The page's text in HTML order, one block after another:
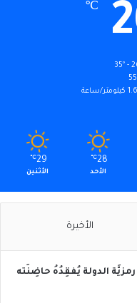
℃
ساعة
28
℃
الأحد
29
℃
الأثنين
الأخيرة
الدولة يُفقِدُهُ حاضِنَته